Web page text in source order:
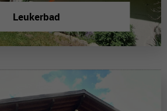
Leukerbad